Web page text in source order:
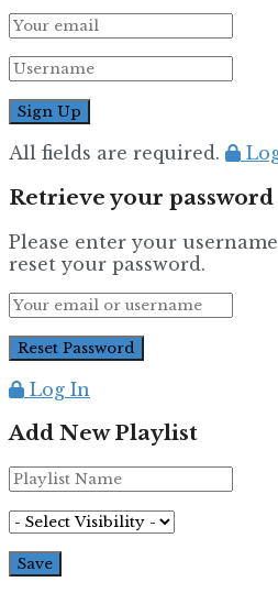
All fields are required.
Retrieve your password
Please enter your
reset your password.
Log In
Add New Playlist